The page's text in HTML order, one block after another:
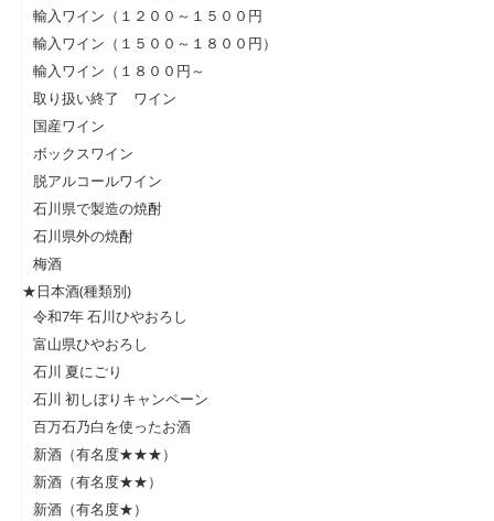
輸入ワイン（１２００～１５００円
輸入ワイン（１５００～１８００円）
輸入ワイン（１８００円～
取り扱い終了 ワイン
国産ワイン
ボックスワイン
脱アルコールワイン
石川県で製造の焼酎
石川県外の焼酎
梅酒
★日本酒(種類別)
令和7年 石川ひやおろし
富山県ひやおろし
石川 夏にごり
石川 初しぼりキャンペーン
百万石乃白を使ったお酒
新酒（有名度★★★）
新酒（有名度★★）
新酒（有名度★）